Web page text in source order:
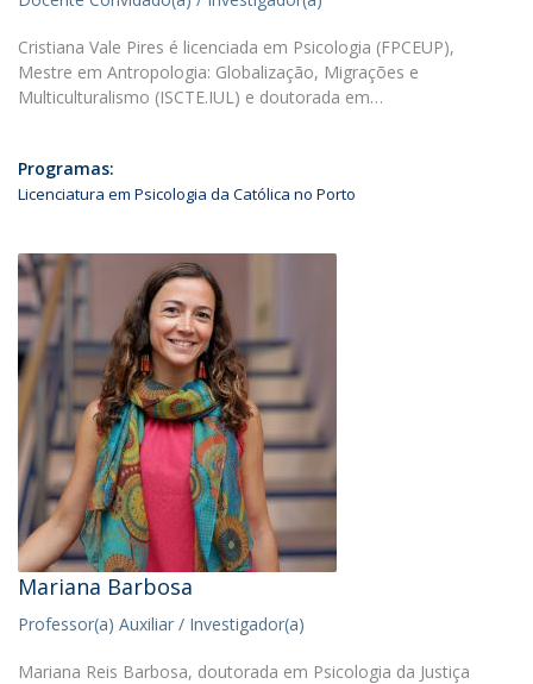
Cristiana Vale Pires é licenciada em Psicologia (FPCEUP),
Mestre em Antropologia: Globalização, Migrações e
Multiculturalismo (ISCTE.IUL) e doutorada em…
Programas:
Licenciatura em Psicologia da Católica no Porto
Mariana Barbosa
Professor(a) Auxiliar / Investigador(a)
Mariana Reis Barbosa, doutorada em Psicologia da Justiça